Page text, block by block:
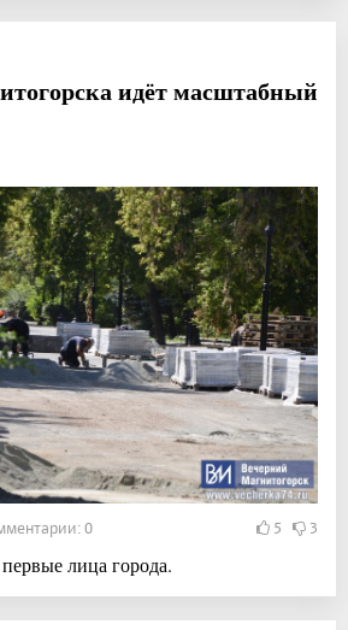
идёт масштабный
0 5 3
лица города.